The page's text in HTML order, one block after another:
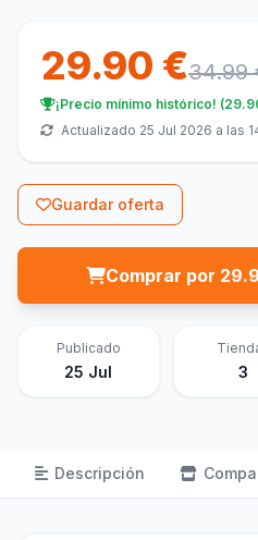
29.90 €34.99
¡Precio mínimo histórico!
Actualizado 25 Jul 2026 a las
Guardar oferta
Comprar por
Publicado
25 Jul 3
Descripción